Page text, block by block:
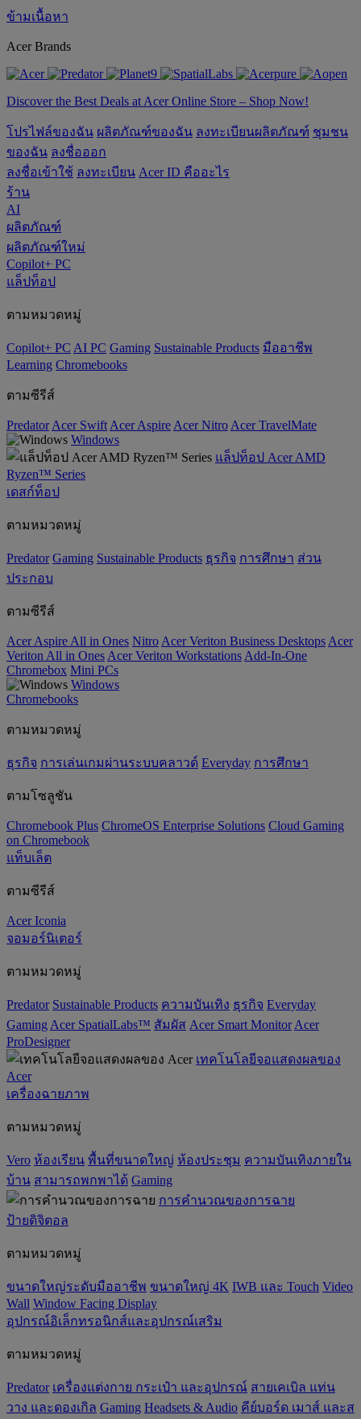
ข้ามเนื้อหา
Acer Brands
Discover the Best Deals at Acer Online Store – Shop Now!
โปรไฟล์ของฉัน ผลิตภัณฑ์ของฉัน ลงทะเบียนผลิตภัณฑ์ ชุมชน
ของฉัน ลงชื่อออก
ลงชื่อเข้าใช้ ลงทะเบียน Acer ID คืออะไร
ร้าน
AI
ผลิตภัณฑ์
ผลิตภัณฑ์ใหม่
Copilot+ PC
แล็ปท็อป
ตามหมวดหมู่
Copilot+ PC AI PC Gaming ‌Sustainable Products มืออาชีพ
‌Learning Chromebooks
ตามซีรีส์
Predator Acer Swift Acer Aspire Acer Nitro Acer TravelMate
Windows
แล็ปท็อป Acer AMD
Ryzen™ Series
เดสก์ท็อป
ตามหมวดหมู่
Predator Gaming ‌Sustainable Products ธุรกิจ การศึกษา ส่วน
ประกอบ
ตามซีรีส์
Acer Aspire All in Ones Nitro Acer Veriton Business Desktops Acer
Veriton All in Ones Acer Veriton Workstations Add-In-One
Chromebox Mini PCs
Windows
Chromebooks
ตามหมวดหมู่
ธุรกิจ การเล่นเกมผ่านระบบคลาวด์ Everyday การศึกษา
ตามโซลูชัน
Chromebook Plus ChromeOS Enterprise Solutions Cloud Gaming
on Chromebook
แท็บเล็ต
ตามซีรีส์
Acer Iconia
จอมอร์นิเตอร์
ตามหมวดหมู่
Predator ‌Sustainable Products ความบันเทิง ธุรกิจ Everyday
Gaming Acer SpatialLabs™ สัมผัส Acer Smart Monitor Acer
ProDesigner
เทคโนโลยีจอแสดงผลของ
Acer
เครื่องฉายภาพ
ตามหมวดหมู่
Vero ห้องเรียน พื้นที่ขนาดใหญ่ ห้องประชุม ความบันเทิงภายใน
บ้าน สามารถพกพาได้ Gaming
การคำนวณของการฉาย
ป้ายดิจิตอล
ตามหมวดหมู่
ขนาดใหญ่ระดับมืออาชีพ ขนาดใหญ่ 4K IWB และ Touch Video
Wall Window Facing Display
อุปกรณ์อิเล็กทรอนิกส์และอุปกรณ์เสริม
ตามหมวดหมู่
Predator เครื่องแต่งกาย กระเป๋า และอุปกรณ์ สายเคเบิล แท่น
วาง และดองเกิล Gaming ‌Headsets & Audio คีย์บอร์ด เมาส์ และส